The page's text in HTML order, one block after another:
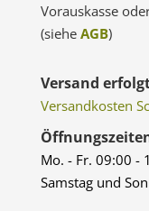
Vorauskasse
(siehe AGB)
Versand
Versandkosten
Mo. - Fr. 09:00 -
Samstag und